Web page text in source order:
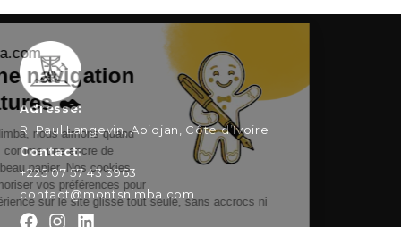
Adresse:
R. Paul Langevin, Abidjan, Côte d’Ivoire
Contact:
+225 07 57 43 3963
contact@montsnimba.com